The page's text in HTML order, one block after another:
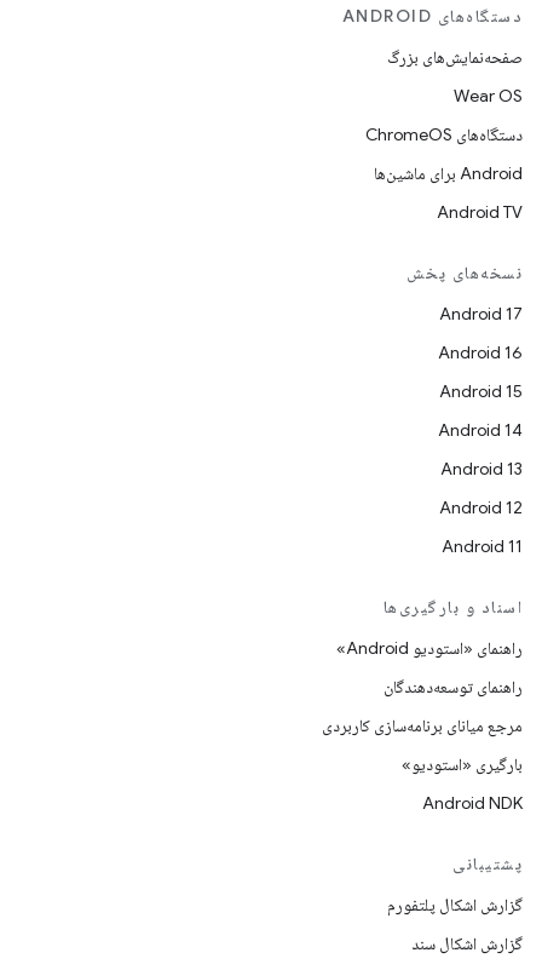
دستگاه‌های ANDROID
صفحه‌نمایش‌های بزرگ
Wear OS
دستگاه‌های ChromeOS
Android برای ماشین‌ها
Android TV
نسخه‌های پخش
Android 17
Android 16
Android 15
Android 14
Android 13
Android 12
Android 11
اسناد و بارگیری‌ها
راهنمای «استودیو Android»
راهنمای توسعه‌دهندگان
مرجع میانای برنامه‌سازی کاربردی
بارگیری «استودیو»
Android NDK
پشتیبانی
گزارش اشکال پلتفورم
گزارش اشکال سند